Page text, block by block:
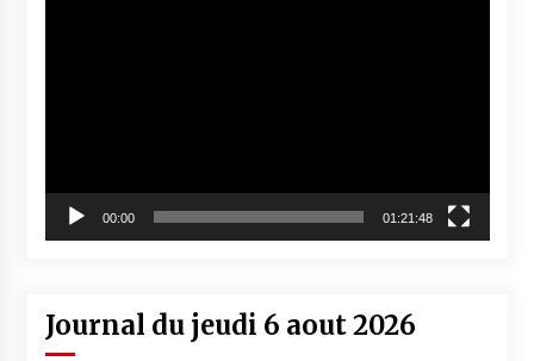
00:00 01:21:48
Journal du jeudi 6 aout 2026